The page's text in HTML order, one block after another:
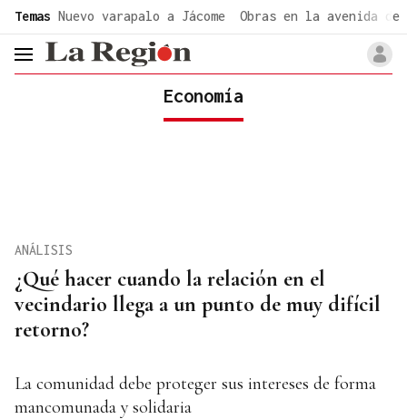
Temas Nuevo varapalo a Jácome Obras en la avenida de
header.menu.open
Economía
¿Qué hacer cuando la relación en el
vecindario llega a un punto de muy difícil
retorno?
ANÁLISIS
La comunidad debe proteger sus intereses de forma
mancomunada y solidaria